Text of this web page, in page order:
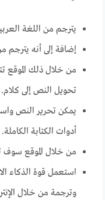
يترجم من اللغة
إضافة إلى أنه يترجم
من خلال ذلك الموقع
تحويل النص إلى كلام.
يمكن تحرير النص
أدوات الكتابة الكاملة.
من خلال الموقع سوف
استعمل قوة الذكاء
وترجمة من خلال